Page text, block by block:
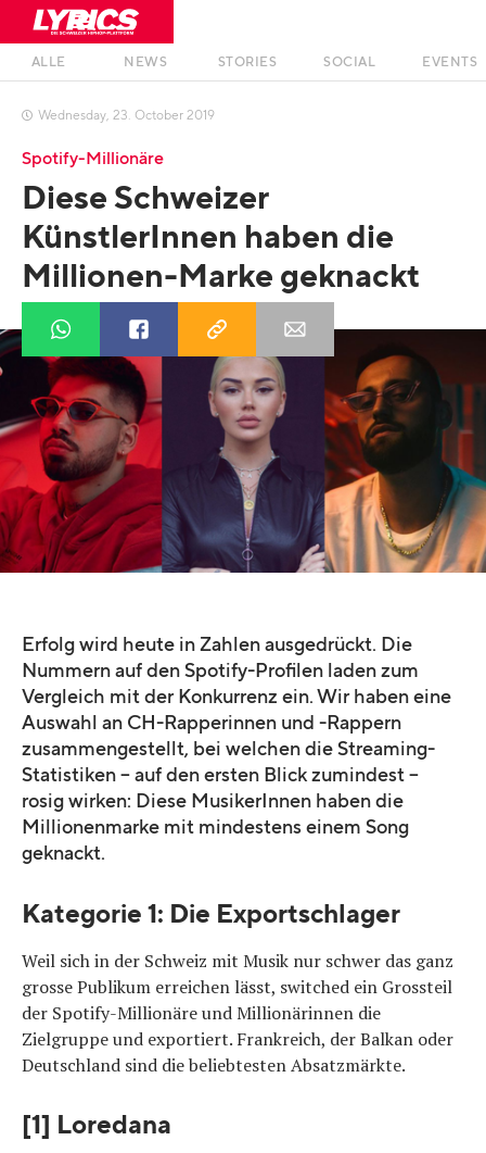
ALLE NEWS STORIES SOCIAL EVENTS
 Wednesday, 23. October 2019
Spotify-Millionäre
Diese Schweizer
KünstlerInnen haben die
Millionen-Marke geknackt
Erfolg wird heute in Zahlen ausgedrückt. Die
Nummern auf den Spotify-Profilen laden zum
Vergleich mit der Konkurrenz ein. Wir haben eine
Auswahl an CH-Rapperinnen und -Rappern
zusammengestellt, bei welchen die Streaming-
Statistiken – auf den ersten Blick zumindest –
rosig wirken: Diese MusikerInnen haben die
Millionenmarke mit mindestens einem Song
geknackt.
Kategorie 1: Die Exportschlager
Weil sich in der Schweiz mit Musik nur schwer das ganz
grosse Publikum erreichen lässt, switched ein Grossteil
der Spotify-Millionäre und Millionärinnen die
Zielgruppe und exportiert. Frankreich, der Balkan oder
Deutschland sind die beliebtesten Absatzmärkte.
[1] Loredana